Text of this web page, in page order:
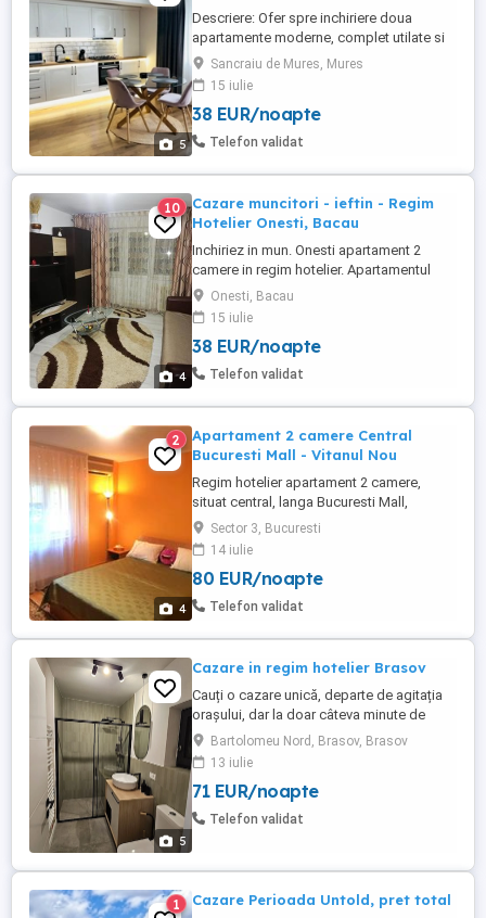
5
Descriere: Ofer spre inchiriere doua
apartamente moderne, complet utilate si
mobilate,ideale pt sejururi scurte sau
medii. Apartamentele apartin unui bloc
nou ,constructie 2023 intr-o zona linistita
,la periferia Orasului Targu-Mures , la
intrare in Sancraiu de Mures, la 7 minute
Sancraiu de Mures, Mures
15 iulie
38 EUR/noapte
Telefon validat
4
10
Cazare muncitori - ieftin - Regim
Hotelier Onesti, Bacau
Inchiriez in mun. Onesti apartament 2
camere in regim hotelier. Apartamentul
este proaspat renovat, utilat, mobilat, tv
smart in camere si bucatarie, internet,
cablu tv, masina de spalat, microunde,
espresor, fier de călcat, etc. Pretul este de
200 ei pe zi - 2- 3 persoane.
Onesti, Bacau
15 iulie
38 EUR/noapte
Telefon validat
4
2
Apartament 2 camere Central
Bucuresti Mall - Vitanul Nou
Regim hotelier apartament 2 camere,
situat central, langa Bucuresti Mall,
decomandat, 65 metri patrati, ultracurat,
complet mobilat si utilat, centrala termica
proprie, etaj 2 8, balcon, televizor
Samsung 109 cm SMART 4K, canale TV,
streaming (Netflix), fibra optica, internet
Sector 3, Bucuresti
14 iulie
80 EUR/noapte
Telefon validat
5
Cazare in regim hotelier Brasov
Cauți o cazare unică, departe de agitația
orașului, dar la doar câteva minute de
zborul tău? Oferim spre închiriere în regim
hotelier un studio modern și complet
independent, tip tiny house , situat în ,în
imediata apropiere a Aeroportului
Internațional Brașov. Studioul poate
Bartolomeu Nord, Brasov, Brasov
13 iulie
71 EUR/noapte
Telefon validat
1 Cazare Perioada Untold, pret total